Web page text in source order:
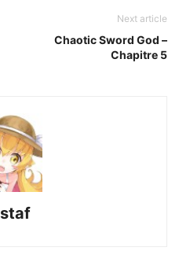
Next article
Chaotic Sword God –
Chapitre 5